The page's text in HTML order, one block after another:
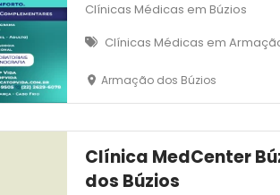
Clínicas Médicas em Búzios
Clínicas Médicas em
Armação dos Búzios
Clínica MedCenter
dos Búzios